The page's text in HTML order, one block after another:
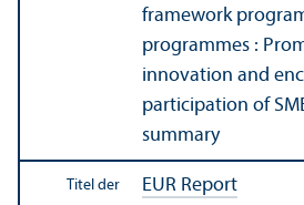
framework
programmes :
innovation and
participation of
summary
Titel der
EUR Report